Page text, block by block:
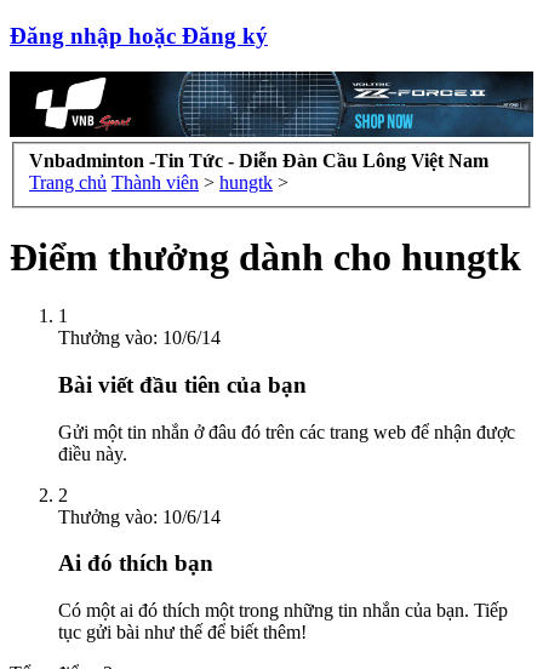
Đăng nhập hoặc Đăng ký
Vnbadminton -Tin Tức - Diễn Đàn Cầu Lông Việt Nam
Trang chủ Thành viên > hungtk >
Điểm thưởng dành cho hungtk
1
Thưởng vào: 10/6/14
Bài viết đầu tiên của bạn
Gửi một tin nhắn ở đâu đó trên các trang web để nhận được
điều này.
2
Thưởng vào: 10/6/14
Ai đó thích bạn
Có một ai đó thích một trong những tin nhắn của bạn. Tiếp
tục gửi bài như thế để biết thêm!